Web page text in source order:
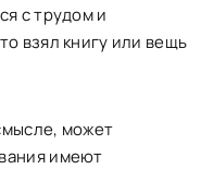
с трудом и
взял книгу или вещь
может
имеют